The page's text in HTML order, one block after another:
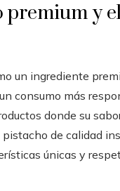
y
un ingrediente
consumo más
donde su
de calidad
únicas y